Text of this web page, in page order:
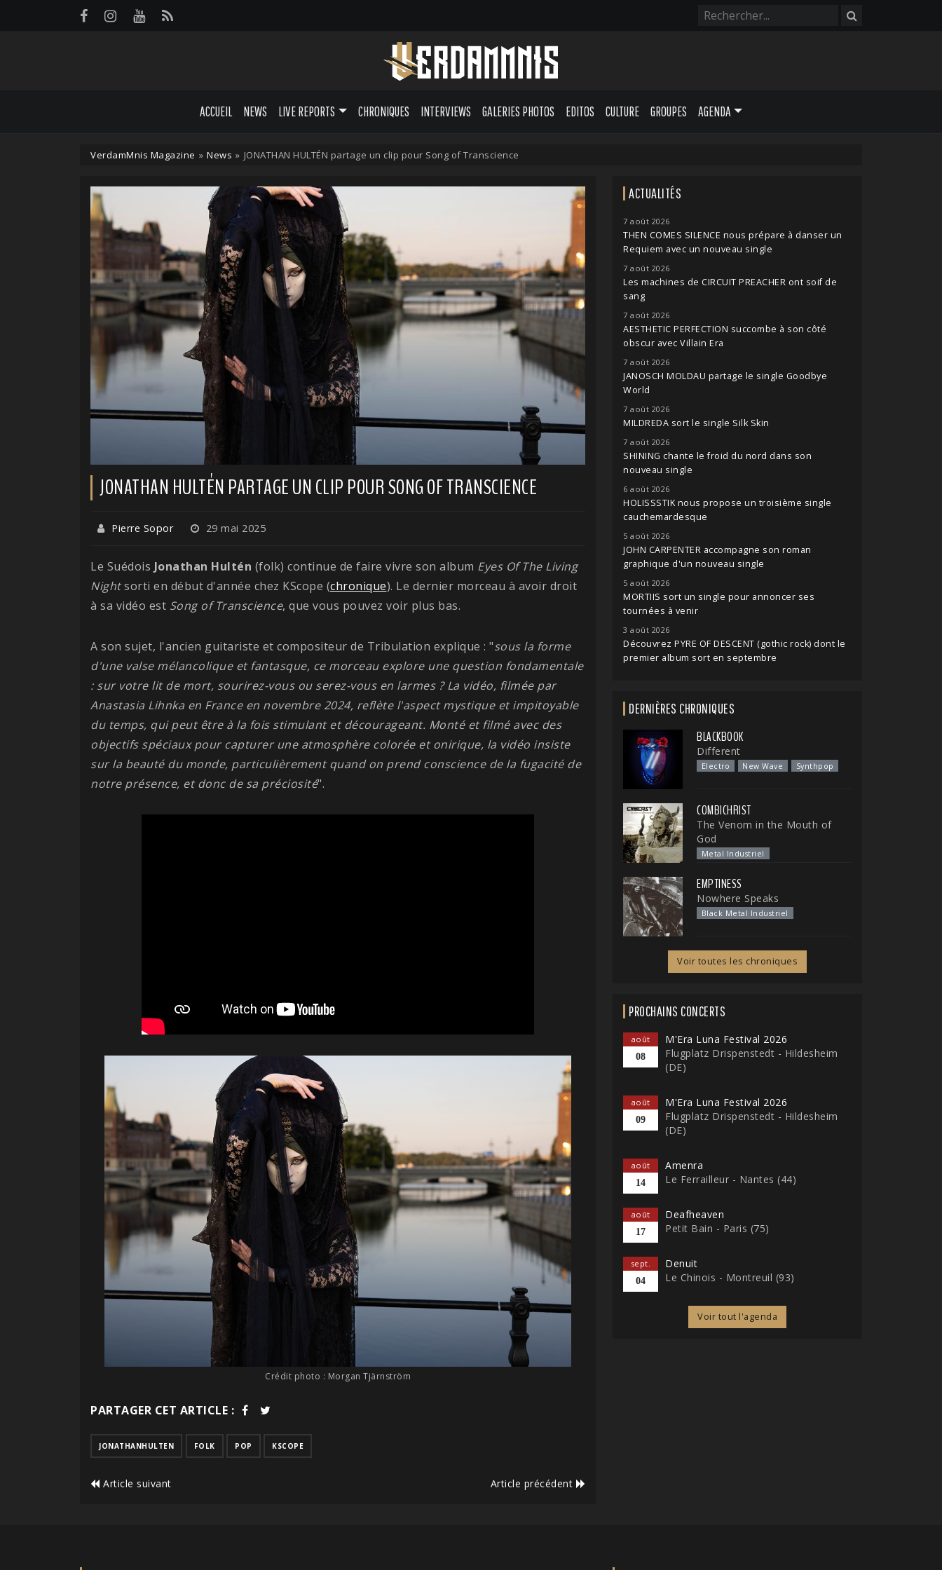
ACCUEIL NEWS LIVE REPORTS CHRONIQUES INTERVIEWS GALERIES PHOTOS EDITOS CULTURE GROUPES AGENDA
VerdamMnis Magazine » News » JONATHAN HULTÉN partage un clip pour Song of Transcience
JONATHAN HULTÉN PARTAGE UN CLIP POUR SONG OF TRANSCIENCE
Pierre Sopor 29 mai 2025
Le Suédois Jonathan Hultén (folk) continue de faire vivre son album Eyes Of The Living
Nightsorti en début d'année chez KScope (chronique). Le dernier morceau à avoir droit
à sa vidéo est Song of Transcience, que vous pouvez voir plus bas.
A son sujet, l'ancien guitariste et compositeur de Tribulation explique : "sous la forme
d'une valse mélancolique et fantasque, ce morceau explore une question fondamentale
: sur votre lit de mort, sourirez-vous ou serez-vous en larmes ? La vidéo, filmée par
Anastasia Lihnka en France en novembre 2024, reflète l'aspect mystique et impitoyable
du temps, qui peut être à la fois stimulant et décourageant. Monté et filmé avec des
objectifs spéciaux pour capturer une atmosphère colorée et onirique, la vidéo insiste
sur la beauté du monde, particulièrement quand on prend conscience de la fugacité de
notre présence, et donc de sa préciosité".
Crédit photo : Morgan Tjärnström
PARTAGER CET ARTICLE :
JONATHANHULTEN FOLK POP KSCOPE
Article suivant Article précédent
ACTUALITÉS
7 août 2026
THEN COMES SILENCE nous prépare à danser un
Requiem avec un nouveau single
7 août 2026
Les machines de CIRCUIT PREACHER ont soif de
sang
7 août 2026
AESTHETIC PERFECTION succombe à son côté
obscur avec Villain Era
7 août 2026
JANOSCH MOLDAU partage le single Goodbye
World
7 août 2026
MILDREDA sort le single Silk Skin
7 août 2026
SHINING chante le froid du nord dans son
nouveau single
6 août 2026
HOLISSSTIK nous propose un troisième single
cauchemardesque
5 août 2026
JOHN CARPENTER accompagne son roman
graphique d'un nouveau single
5 août 2026
MORTIIS sort un single pour annoncer ses
tournées à venir
3 août 2026
Découvrez PYRE OF DESCENT (gothic rock) dont le
premier album sort en septembre
DERNIÈRES CHRONIQUES
BLACKBOOK
Different
Electro New Wave Synthpop
COMBICHRIST
The Venom in the Mouth of
God
Metal Industriel
EMPTINESS
Nowhere Speaks
Black Metal Industriel
Voir toutes les chroniques
PROCHAINS CONCERTS
août
08
M'Era Luna Festival 2026
Flugplatz Drispenstedt - Hildesheim
(DE)
août
09
M'Era Luna Festival 2026
Flugplatz Drispenstedt - Hildesheim
(DE)
août
14
Amenra
Le Ferrailleur - Nantes (44)
août
17
Deafheaven
Petit Bain - Paris (75)
sept.
04
Denuit
Le Chinois - Montreuil (93)
Voir tout l'agenda
Panneau de gestion des cookies